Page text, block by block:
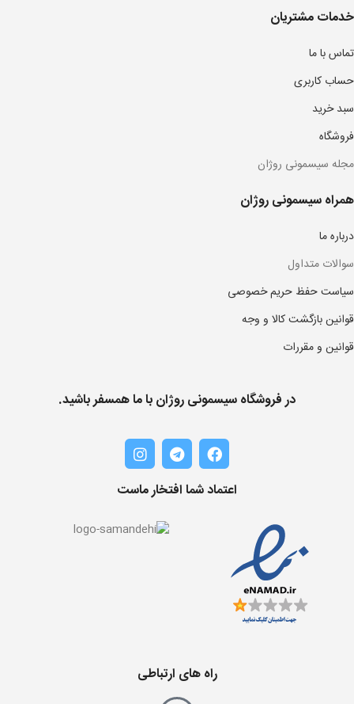
خدمات مشتریان
تماس با ما
حساب کاربری
سبد خرید
فروشگاه
مجله سیسمونی روژان
همراه سیسمونی روژان
درباره ما
سوالات متداول
سیاست حفظ حریم خصوصی
قوانین بازگشت کالا و وجه
قوانین و مقررات
در فروشگاه سیسمونی روژان با ما همسفر باشید.
اعتماد شما افتخار ماست
راه های ارتباطی